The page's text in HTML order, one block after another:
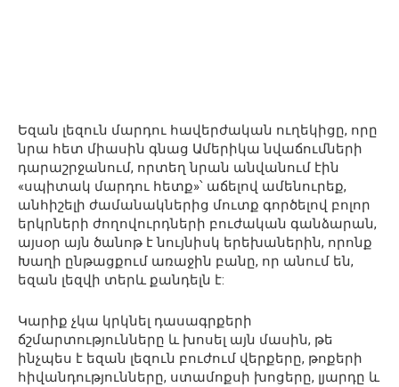
Եզան լեզուն մարդու հավերժական ուղեկիցը, որը
նրա հետ միասին գնաց Ամերիկա նվաճումների
դարաշրջանում, որտեղ նրան անվանում էին
«սպիտակ մարդու հետք»՝ աճելով ամենուրեք,
անհիշելի ժամանակներից մուտք գործելով բոլոր
երկրների ժողովուրդների բուժական գանձարան,
այսօր այն ծանոթ է նույնիսկ երեխաներին, որոնք
Խաղի ընթացքում առաջին բանը, որ անում են,
եզան լեզվի տերև քանդելն է:
Կարիք չկա կրկնել դասագրքերի
ճշմարտությունները և խոսել այն մասին, թե
ինչպես է եզան լեզուն բուժում վերքերը, թոքերի
հիվանդությունները, ստամոքսի խոցերը, լյարդը և